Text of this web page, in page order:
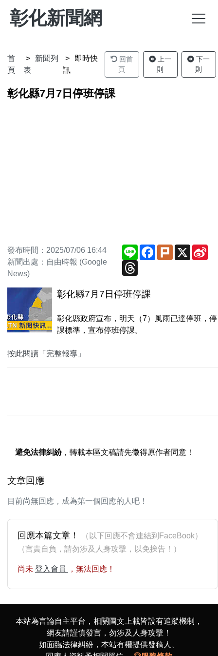
彰化新聞網
首
頁
新聞列
表
即時快
訊
回首
頁
上一
則
下一
則
彰化縣7月7日停班停課
發布時間：2025/07/06 16:44
新聞出處：自由時報 (Google
News)
Line Facebook
Plurk X
彰化縣7月7日停班停課
彰化縣政府宣布，明天（7）風雨已達停班，停
課標準，宣布停班停課。
按此閱讀「完整報導」
避免法律糾紛，轉載本區文稿請先徵得原作者同意！
文章回應
目前尚無回應，成為第一個回應的人吧！
回應本篇文章！
（以下回應不會連結到FaceBook）
（言責自負，請勿涉及人身攻擊，以免挨告！）
尚未 登入會員 ，無法回應！
本站為言論自主平台，相關圖文上載皆設有追蹤機制，
網友請謹慎發言，勿涉及人身攻擊！
如面臨法律糾紛，本站有權提供發稿人、